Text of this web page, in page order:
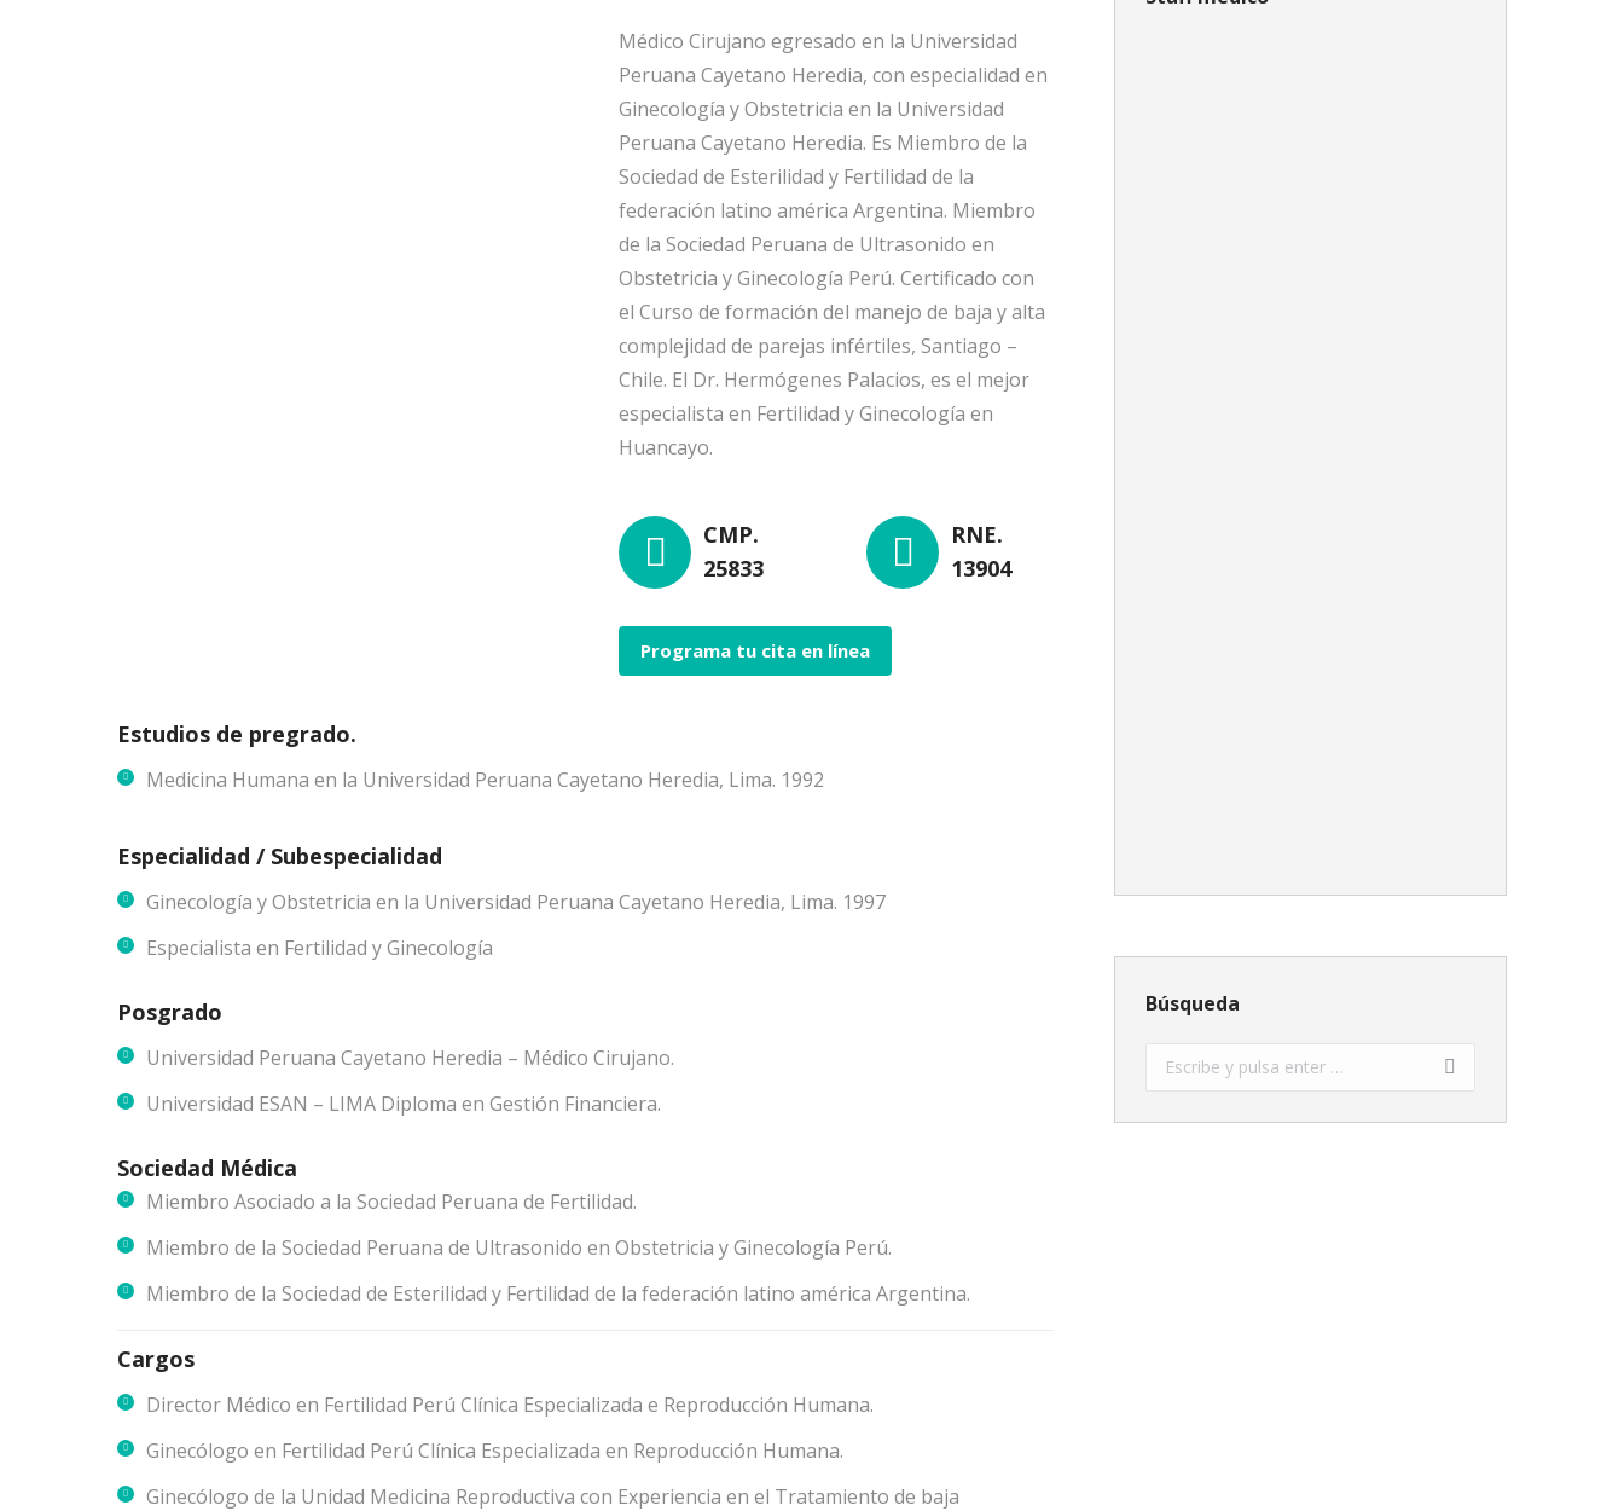
Médico Cirujano egresado en la Universidad
Peruana Cayetano Heredia, con especialidad en
Ginecología y Obstetricia en la Universidad
Peruana Cayetano Heredia. Es Miembro de la
Sociedad de Esterilidad y Fertilidad de la
federación latino américa Argentina. Miembro
de la Sociedad Peruana de Ultrasonido en
Obstetricia y Ginecología Perú. Certificado con
el Curso de formación del manejo de baja y alta
complejidad de parejas infértiles, Santiago –
Chile. El Dr. Hermógenes Palacios, es el mejor
especialista en Fertilidad y Ginecología en
Huancayo.
CMP.
25833
RNE.
13904
Programa tu cita en línea
Estudios de pregrado.
Medicina Humana en la Universidad Peruana Cayetano Heredia, Lima. 1992
Especialidad / Subespecialidad
Ginecología y Obstetricia en la Universidad Peruana Cayetano Heredia, Lima. 1997
Especialista en Fertilidad y Ginecología
Posgrado
Universidad Peruana Cayetano Heredia – Médico Cirujano.
Universidad ESAN – LIMA Diploma en Gestión Financiera.
Sociedad Médica
Miembro Asociado a la Sociedad Peruana de Fertilidad.
Miembro de la Sociedad Peruana de Ultrasonido en Obstetricia y Ginecología Perú.
Miembro de la Sociedad de Esterilidad y Fertilidad de la federación latino américa Argentina.
Cargos
Director Médico en Fertilidad Perú Clínica Especializada e Reproducción Humana.
Ginecólogo en Fertilidad Perú Clínica Especializada en Reproducción Humana.
Ginecólogo de la Unidad Medicina Reproductiva con Experiencia en el Tratamiento de baja
Búsqueda
Buscar: